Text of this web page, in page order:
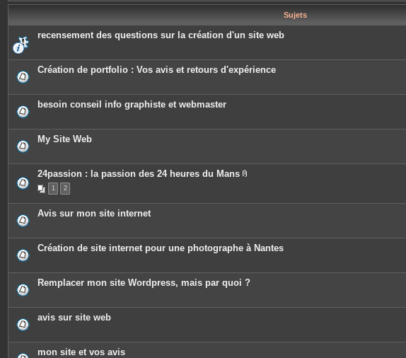
i
t
e
s
Sujets
recensement des questions sur la création d'un site web
Création de portfolio : Vos avis et retours d'expérience
besoin conseil info graphiste et webmaster
My Site Web
24passion : la passion des 24 heures du Mans
c
o
i
e
s
1 2
Avis sur mon site internet
Création de site internet pour une photographe à Nantes
Remplacer mon site Wordpress, mais par quoi ?
avis sur site web
mon site et vos avis